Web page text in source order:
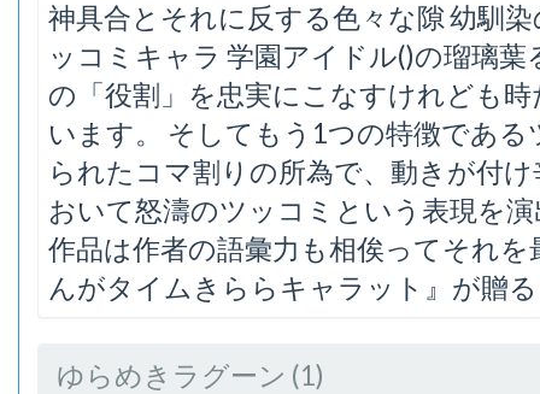
神具合とそれに反する色々な隙 幼馴
ッコミキャラ 学園アイドル()の瑠璃
の「役割」を忠実にこなすけれども
います。 そしてもう1つの特徴であ
られたコマ割りの所為で、動きが付
おいて怒濤のツッコミという表現を
作品は作者の語彙力も相俟ってそれ
んがタイムきららキャラット』が贈
ゆらめきラグーン (1)